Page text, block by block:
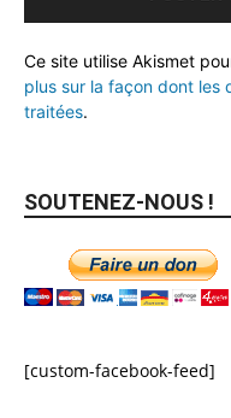
Ce site utilise Akismet
plus sur la façon dont les
traitées.
SOUTENEZ-NOUS !
[custom-facebook-feed]